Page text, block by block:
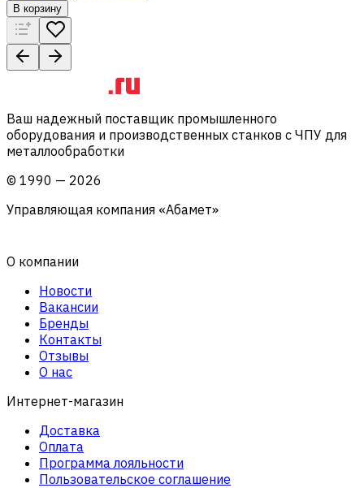
В корзину
Ваш надежный поставщик промышленного
оборудования и производственных станков с ЧПУ для
металлообработки
© 1990 — 2026
Управляющая компания «Абамет»
О компании
Новости
Вакансии
Бренды
Контакты
Отзывы
О нас
Интернет-магазин
Доставка
Оплата
Программа лояльности
Пользовательское соглашение